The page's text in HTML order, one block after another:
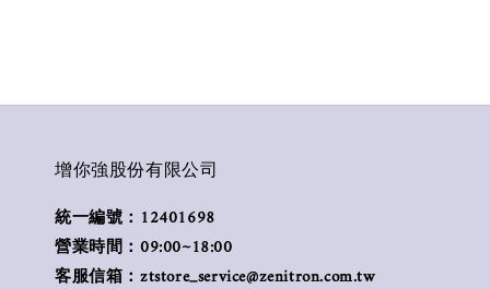
增你強股份有限公司
統一編號：12401698
營業時間：09:00~18:00
客服信箱：ztstore_service@zenitron.com.tw